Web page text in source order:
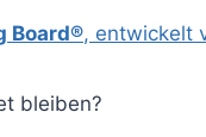
Board®, entwickelt
bleiben?